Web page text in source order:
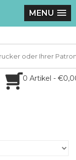
MENU
0 Artikel -